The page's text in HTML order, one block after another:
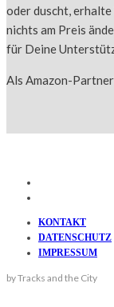
oder duscht,
nichts am Preis
für Deine
Als Amazon-
KONTAKT
DATENSCHUTZ
IMPRESSUM
by Tracks and the City